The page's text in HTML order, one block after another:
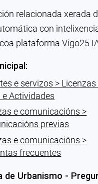
relacionada xerada
con
plataforma Vigo25
e servizos > Licenzas
e Actividades
e comunicacións >
previas
e comunicacións >
frecuentes
de Urbanismo -